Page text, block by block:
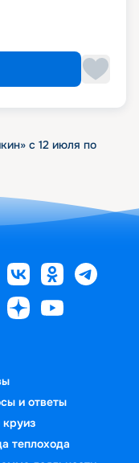
с 12 июля по
и ответы
круиз
теплохода